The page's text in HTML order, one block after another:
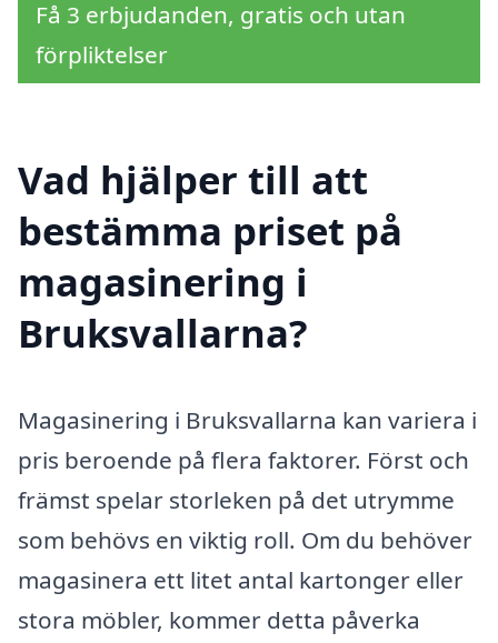
Få 3 erbjudanden, gratis och utan
förpliktelser
Vad hjälper till att
bestämma priset på
magasinering i
Bruksvallarna?
Magasinering i Bruksvallarna kan variera i
pris beroende på flera faktorer. Först och
främst spelar storleken på det utrymme
som behövs en viktig roll. Om du behöver
magasinera ett litet antal kartonger eller
stora möbler, kommer detta påverka